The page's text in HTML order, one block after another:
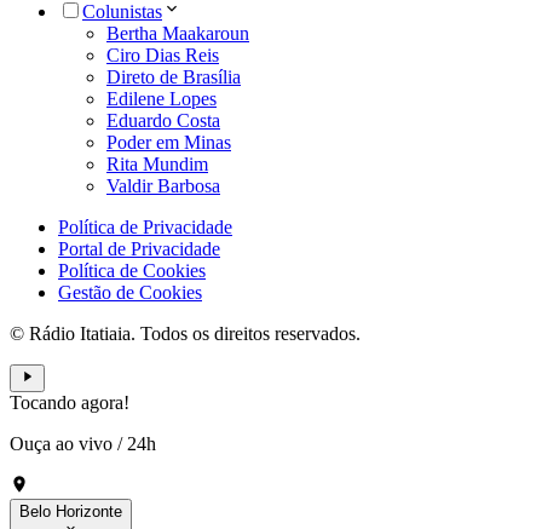
Colunistas
Bertha Maakaroun
Ciro Dias Reis
Direto de Brasília
Edilene Lopes
Eduardo Costa
Poder em Minas
Rita Mundim
Valdir Barbosa
Política de Privacidade
Portal de Privacidade
Política de Cookies
Gestão de Cookies
© Rádio Itatiaia. Todos os direitos reservados.
Tocando agora!
Ouça ao vivo / 24h
Belo Horizonte